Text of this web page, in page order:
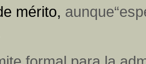
mérito,